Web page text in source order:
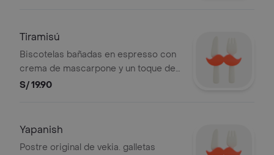
Tiramisú
Biscotelas bañadas en espresso con
crema de mascarpone y un toque de
amaretto. Espolvoreado con cacao en
S/ 19.90
Yapanish
Postre original de vekia. galletas